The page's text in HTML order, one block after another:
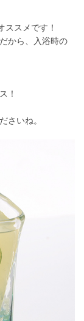
ススメです！
から、入浴時の
！
さいね。